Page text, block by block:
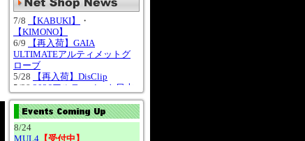
7/8 【KABUKI】
・
【KIMONO】
6/9
【再入荷】GAIA
ULTIMATEアルティメットグ
ローブ
5/28
【再入荷】DisClip
5/28 2026アルティメット日本
代表レプリカユニフォーム
4/14VC ULTIMATE×CLUB Jrコ
ラボレーション ネックチュー
ブ
8/24
MUL4【受付中】